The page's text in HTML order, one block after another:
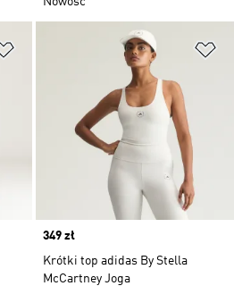
Dodaj do listy życzeń
Price
349 zł
Krótki top adidas By Stella
McCartney Joga